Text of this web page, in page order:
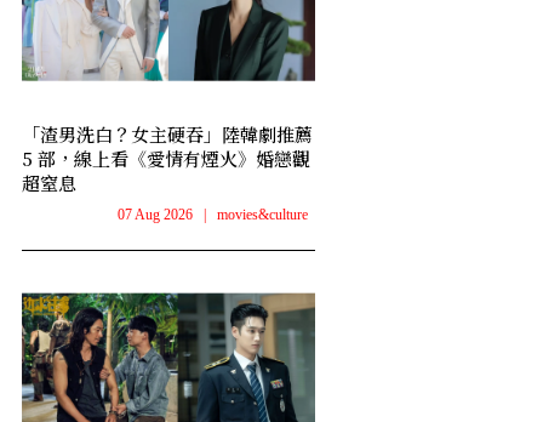
「渣男洗白？女主硬吞」陸韓劇推薦
5 部，線上看《愛情有煙火》婚戀觀
超窒息
07 Aug 2026 | movies&culture